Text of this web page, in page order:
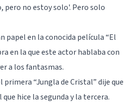
pero no estoy solo'. Pero solo
papel en la conocida película “El
en la que este actor hablaba con
a los fantasmas.
primera “Jungla de Cristal” dije que
hice la segunda y la tercera.